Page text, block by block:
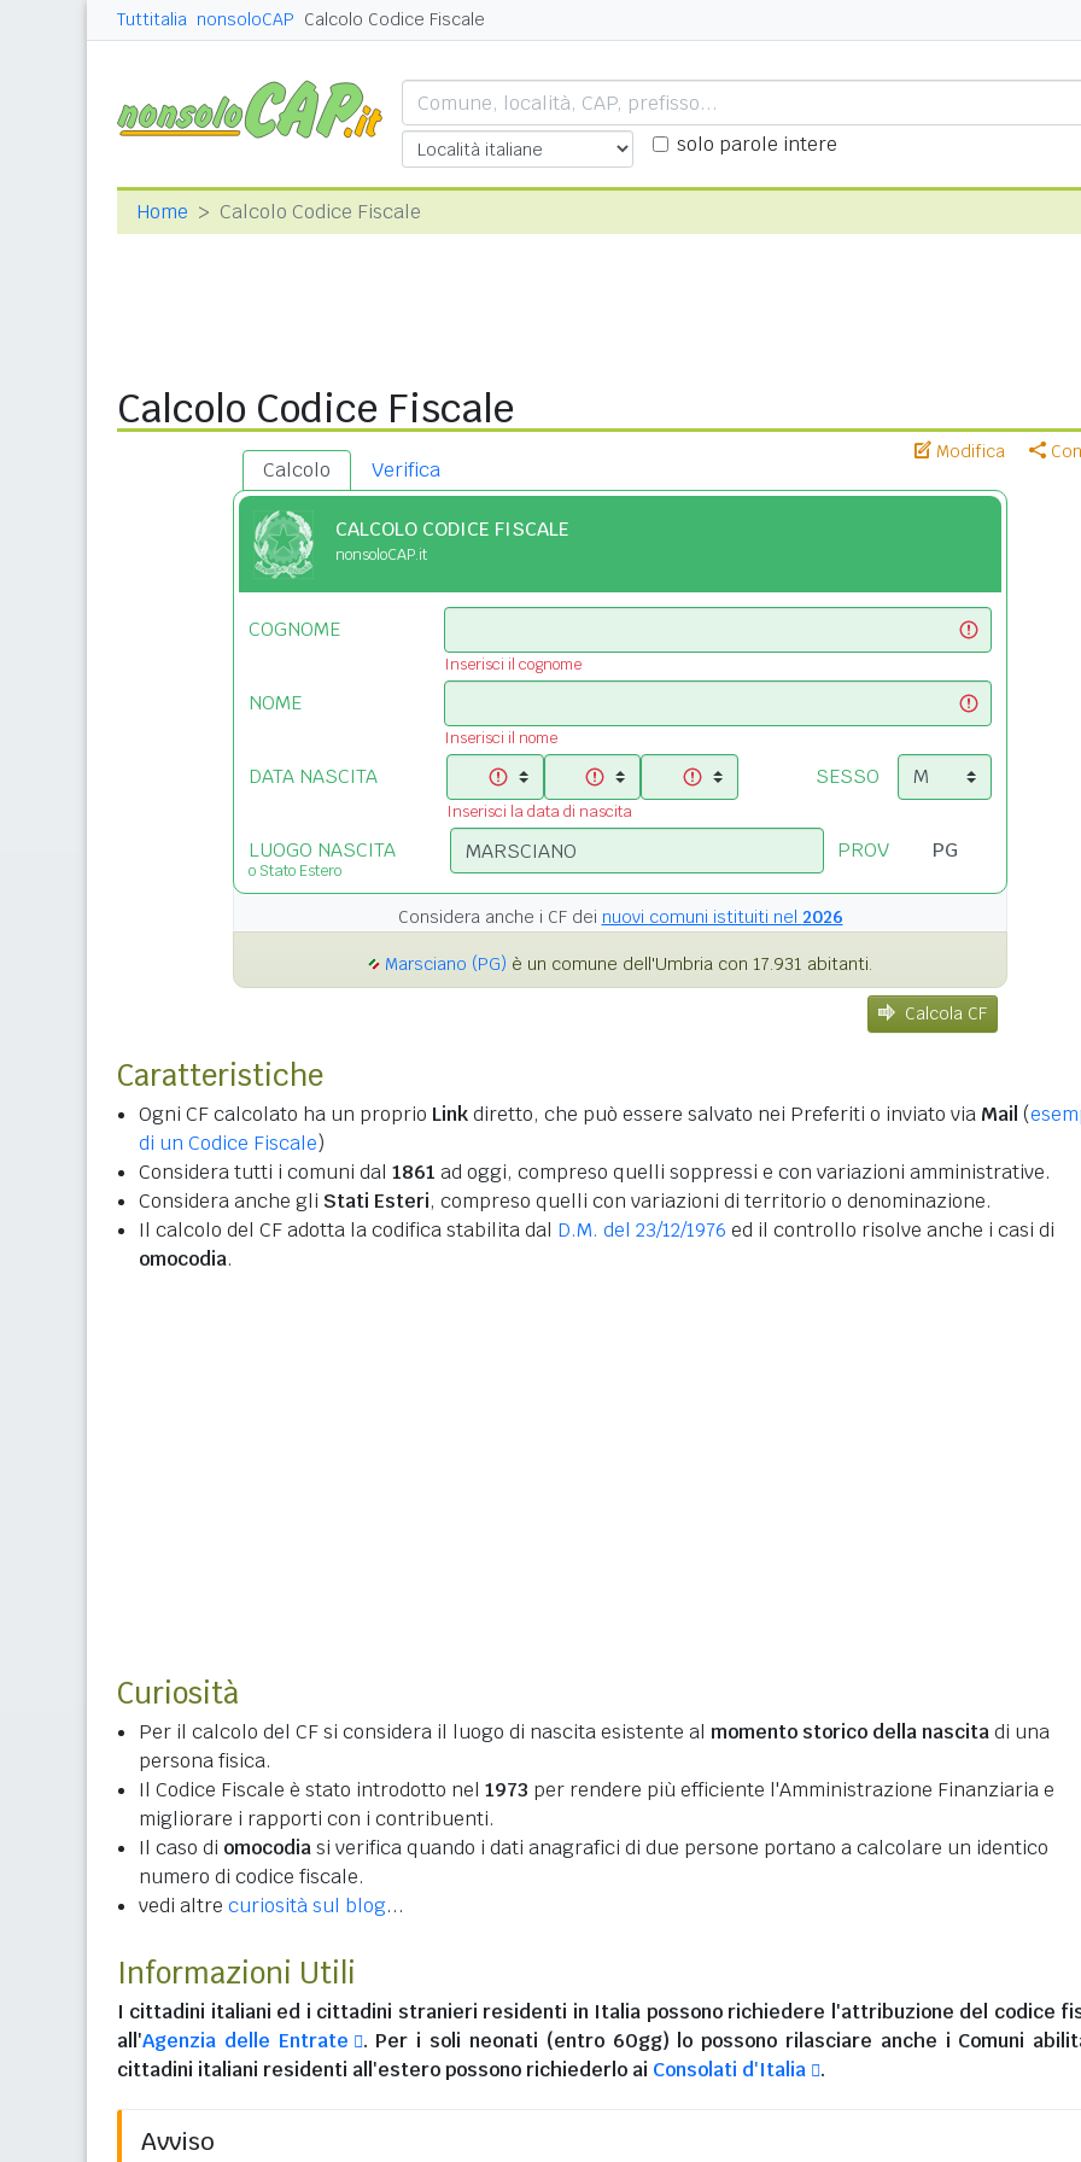
Tuttitalia nonsoloCAP Calcolo Codice Fiscale
solo parole intere
Home Calcolo Codice Fiscale
Calcolo Codice Fiscale
Modifica
Calcolo Verifica
CALCOLO CODICE FISCALE
nonsoloCAP.it
COGNOME
Inserisci il cognome
NOME
Inserisci il nome
DATA NASCITA
Inserisci la data di nascita
SESSO
LUOGO NASCITA
o Stato Estero
PROV
Considera anche i CF dei nuovi comuni istituiti nel 2026
Marsciano (PG) è un comune dell'Umbria con 17.931 abitanti.
Calcola CF
Caratteristiche
Ogni CF calcolato ha un proprio Linkdiretto, che può essere salvato nei Preferiti o inviato via Mail (
di un Codice Fiscale)
Considera tutti i comuni dal 1861 ad oggi, compreso quelli soppressi e con variazioni amministrative.
Considera anche gli Stati Esteri, compreso quelli con variazioni di territorio o denominazione.
Il calcolo del CF adotta la codifica stabilita dal D.M. del 23/12/1976 ed il controllo risolve anche i casi di
omocodia.
Curiosità
Per il calcolo del CF si considera il luogo di nascita esistente al momento storico della nascitadi una
persona fisica.
Il Codice Fiscale è stato introdotto nel 1973 per rendere più efficiente l'Amministrazione Finanziaria e
migliorare i rapporti con i contribuenti.
Il caso di omocodiasi verifica quando i dati anagrafici di due persone portano a calcolare un identico
numero di codice fiscale.
vedi altre curiosità sul blog...
Informazioni Utili
I cittadini italiani ed i cittadini stranieri residenti in Italia possono richiedere l'attribuzione del codice
all'Agenzia delle Entrate
. Per i soli neonati (entro 60gg) lo possono rilasciare anche i Comuni
cittadini italiani residenti all'esteropossono richiederlo ai Consolati d'Italia .
Avviso